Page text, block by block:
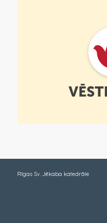
Rīgas Sv. Jēkaba katedrāle